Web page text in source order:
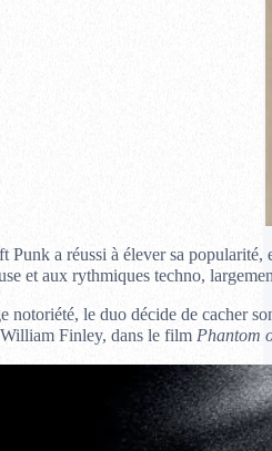
Punk a réussi à élever sa
et aux rythmiques techno,
notoriété, le duo décide de cacher
Finley, dans le film Phantom